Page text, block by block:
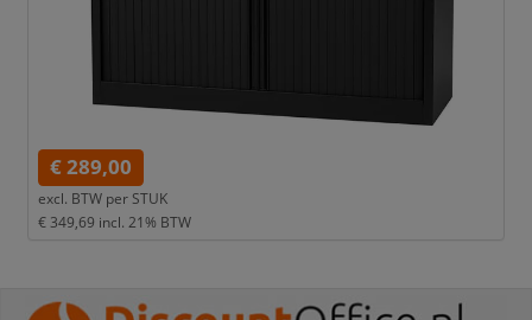
€ 289,00
excl. BTW per STUK
€ 349,69 incl. 21% BTW